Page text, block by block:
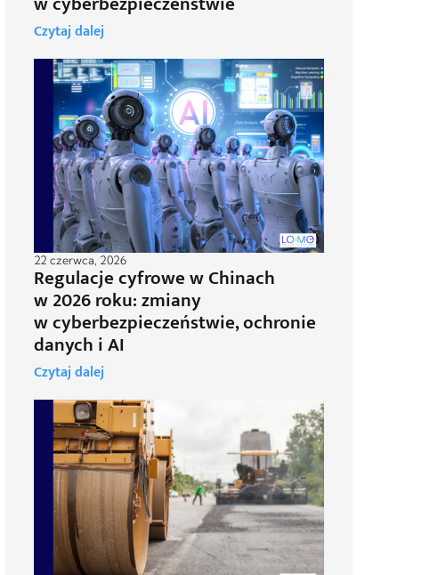
Czytaj dalej
22 czerwca, 2026
Regulacje cyfrowe w Chinach
w 2026 roku: zmiany
w cyberbezpieczeństwie, ochronie
danych i AI
Czytaj dalej